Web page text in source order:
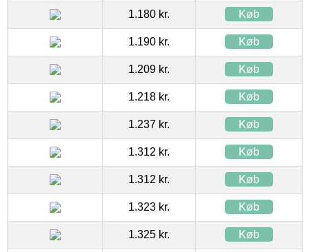
1.180 kr. Køb
1.190 kr. Køb
1.209 kr. Køb
1.218 kr. Køb
1.237 kr. Køb
1.312 kr. Køb
1.312 kr. Køb
1.323 kr. Køb
1.325 kr. Køb